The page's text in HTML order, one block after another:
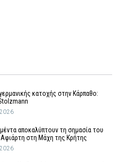
κατοχής στην Κάρπαθο:
αποκαλύπτουν τη σημασία του
στη Μάχη της Κρήτης